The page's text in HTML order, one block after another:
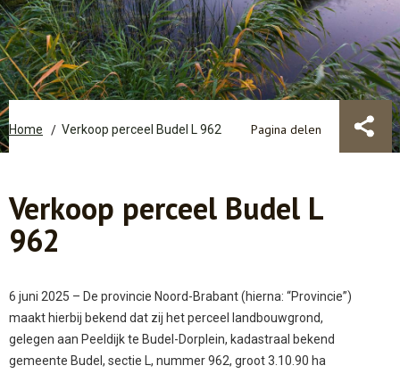
Home Verkoop perceel Budel L 962 Pagina delen
Verkoop perceel Budel L
962
6 juni 2025 – De provincie Noord-Brabant (hierna: “Provincie”)
maakt hierbij bekend dat zij het perceel landbouwgrond,
gelegen aan Peeldijk te Budel-Dorplein, kadastraal bekend
gemeente Budel, sectie L, nummer 962, groot 3.10.90 ha